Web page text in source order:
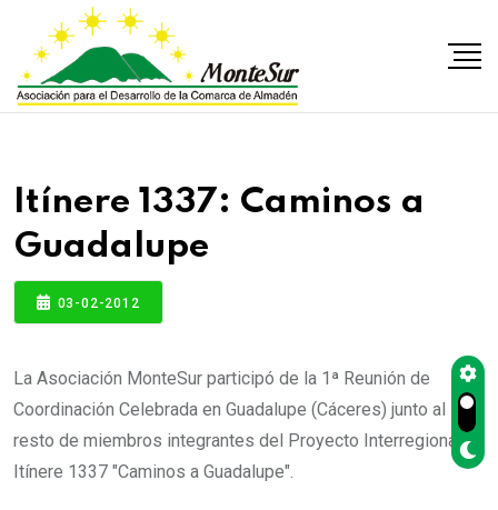
Itínere 1337: Caminos a
Guadalupe
03-02-2012
La Asociación MonteSur participó de la 1ª Reunión de
Coordinación Celebrada en Guadalupe (Cáceres) junto al
resto de miembros integrantes del Proyecto Interregional
Itínere 1337 "Caminos a Guadalupe".